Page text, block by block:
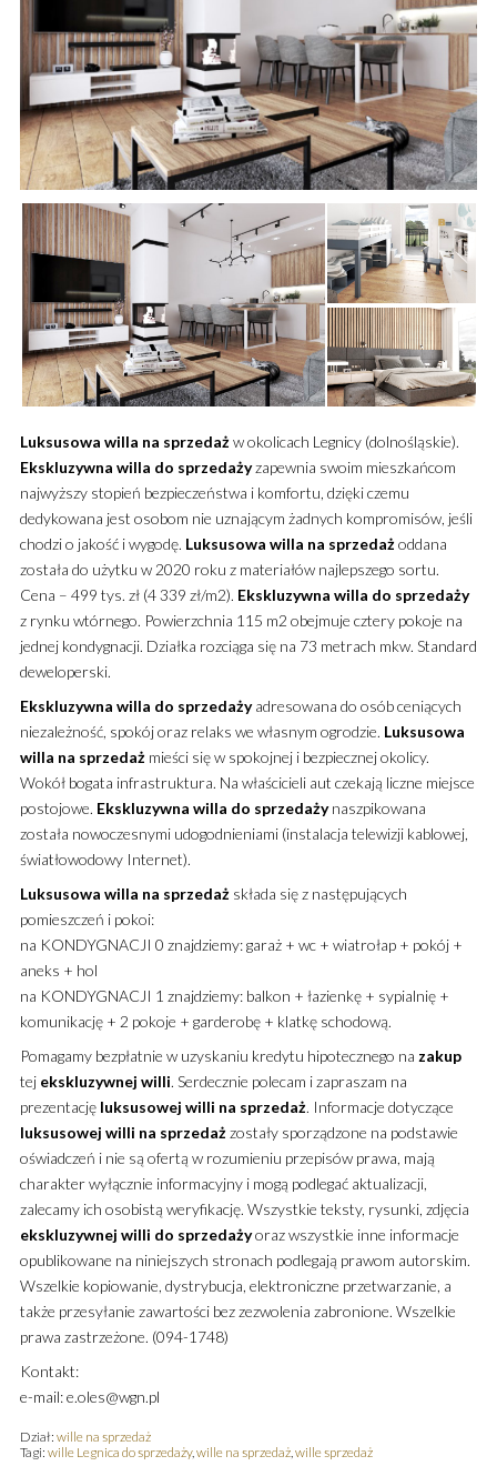
Luksusowa willa na sprzedażw okolicach Legnicy (dolnośląskie).
Ekskluzywna willa do sprzedażyzapewnia swoim mieszkańcom
najwyższy stopień bezpieczeństwa i komfortu, dzięki czemu
dedykowana jest osobom nie uznającym żadnych kompromisów, jeśli
chodzi o jakość i wygodę. Luksusowa willa na sprzedażoddana
została do użytku w 2020 roku z materiałów najlepszego sortu.
Cena – 499 tys. zł (4 339 zł/m2). Ekskluzywna willa do sprzedaży
z rynku wtórnego. Powierzchnia 115 m2 obejmuje cztery pokoje na
jednej kondygnacji. Działka rozciąga się na 73 metrach mkw. Standard
deweloperski.
Ekskluzywna willa do sprzedażyadresowana do osób ceniących
niezależność, spokój oraz relaks we własnym ogrodzie. Luksusowa
willa na sprzedażmieści się w spokojnej i bezpiecznej okolicy.
Wokół bogata infrastruktura. Na właścicieli aut czekają liczne miejsce
postojowe. Ekskluzywna willa do sprzedażynaszpikowana
została nowoczesnymi udogodnieniami (instalacja telewizji kablowej,
światłowodowy Internet).
Luksusowa willa na sprzedażskłada się z następujących
pomieszczeń i pokoi:
na KONDYGNACJI 0 znajdziemy: garaż + wc + wiatrołap + pokój +
aneks + hol
na KONDYGNACJI 1 znajdziemy: balkon + łazienkę + sypialnię +
komunikację + 2 pokoje + garderobę + klatkę schodową.
Pomagamy bezpłatnie w uzyskaniu kredytu hipotecznego na zakup
tej ekskluzywnej willi. Serdecznie polecam i zapraszam na
prezentację luksusowej willi na sprzedaż. Informacje dotyczące
luksusowej willi na sprzedażzostały sporządzone na podstawie
oświadczeń i nie są ofertą w rozumieniu przepisów prawa, mają
charakter wyłącznie informacyjny i mogą podlegać aktualizacji,
zalecamy ich osobistą weryfikację. Wszystkie teksty, rysunki, zdjęcia
ekskluzywnej willi do sprzedażyoraz wszystkie inne informacje
opublikowane na niniejszych stronach podlegają prawom autorskim.
Wszelkie kopiowanie, dystrybucja, elektroniczne przetwarzanie, a
także przesyłanie zawartości bez zezwolenia zabronione. Wszelkie
prawa zastrzeżone. (094-1748)
Kontakt:
e-mail: e.oles@wgn.pl
Dział: wille na sprzedaż
Tagi: wille Legnica do sprzedaży, wille na sprzedaż, wille sprzedaż